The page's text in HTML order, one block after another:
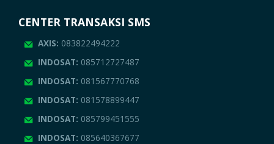
CENTER TRANSAKSI SMS
AXIS: 083822494222
INDOSAT: 085712727487
INDOSAT: 081567770768
INDOSAT: 081578899447
INDOSAT: 085799451555
INDOSAT: 085640367677